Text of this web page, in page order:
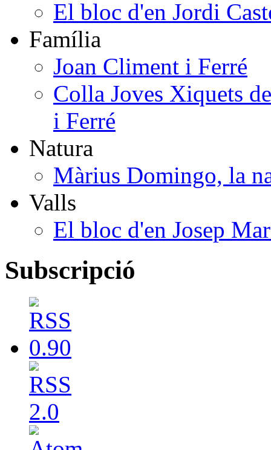
El bloc d'en Jordi
Família
Joan Climent i Ferré
Colla Joves Xiquets
i Ferré
Natura
Màrius Domingo, la
Valls
El bloc d'en Josep
Subscripció